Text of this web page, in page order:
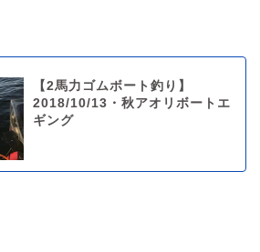
【2馬力ゴムボート釣り】
2018/10/13・秋アオリボートエ
ギング